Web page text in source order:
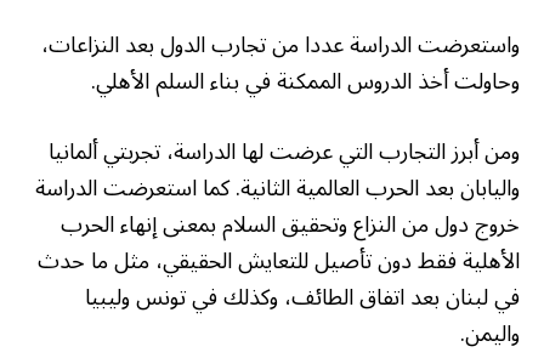
واستعرضت الدراسة عددا من تجارب الدول بعد النزاعات،
وحاولت أخذ الدروس الممكنة في بناء السلم الأهلي.
ومن أبرز التجارب التي عرضت لها الدراسة، تجربتي ألمانيا
واليابان بعد الحرب العالمية الثانية. كما استعرضت الدراسة
خروج دول من النزاع وتحقيق السلام بمعنى إنهاء الحرب
الأهلية فقط دون تأصيل للتعايش الحقيقي، مثل ما حدث
في لبنان بعد اتفاق الطائف، وكذلك في تونس وليبيا
واليمن.